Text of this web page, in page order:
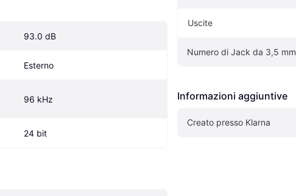
93.0 dB
Esterno
96 kHz
24 bit
Uscite
Numero di Jack da 3,5 mm
Informazioni aggiuntive
Creato presso Klarna